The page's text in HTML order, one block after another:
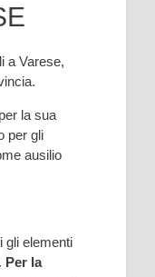
a Varese,
la sua
per gli
ausilio
gli elementi
Per la